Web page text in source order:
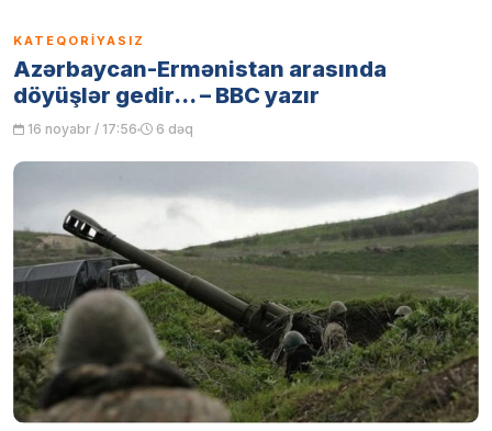
KATEQORIYASIZ
Azərbaycan-Ermənistan arasında
döyüşlər gedir… – BBC yazır
16 noyabr / 17:56 6 dəq